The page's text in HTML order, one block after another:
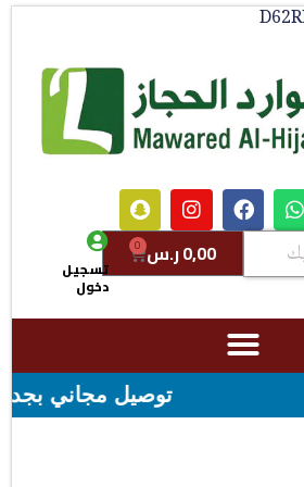
0,00ر.س 0
تسجيل
دخول
توصيل مجاني بجدة للطلبات فوق قيمه ال ١٠٠